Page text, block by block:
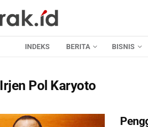
INDEKS BERITA BISNIS
Irjen Pol Karyoto